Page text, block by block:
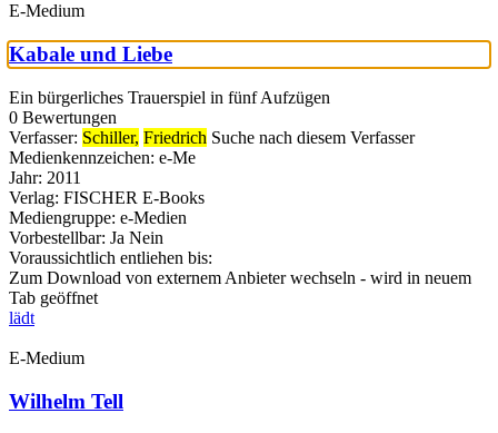
E-Medium
Kabale und Liebe
Ein bürgerliches Trauerspiel in fünf Aufzügen
0 Bewertungen
Verfasser: Schiller, Friedrich Suche nach diesem Verfasser
Medienkennzeichen: e-Me
Jahr: 2011
Verlag: FISCHER E-Books
Mediengruppe: e-Medien
Vorbestellbar: Ja Nein
Voraussichtlich entliehen bis:
Zum Download von externem Anbieter wechseln - wird in neuem
Tab geöffnet
lädt
E-Medium
Wilhelm Tell